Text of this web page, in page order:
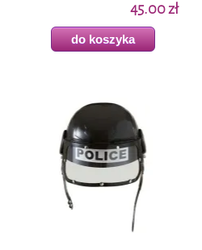
45.00 zł
do koszyka